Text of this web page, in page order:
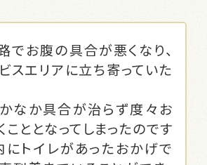
でお腹の具合が悪くなり、
スエリアに立ち寄っていた
なか具合が治らず度々お
ととなってしまったのです
にトイレがあったおかげで